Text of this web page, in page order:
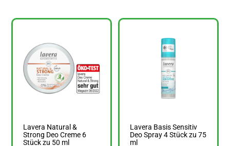
Lavera Natural &
Strong Deo Creme 6
Stück zu 50 ml
Lavera Basis Sensitiv
Deo Spray 4 Stück zu 75
ml